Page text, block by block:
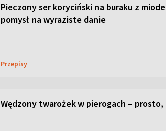
Pieczony ser koryciński na buraku z
pomysł na wyraziste danie
Przepisy
Wędzony twarożek w pierogach – prosto,